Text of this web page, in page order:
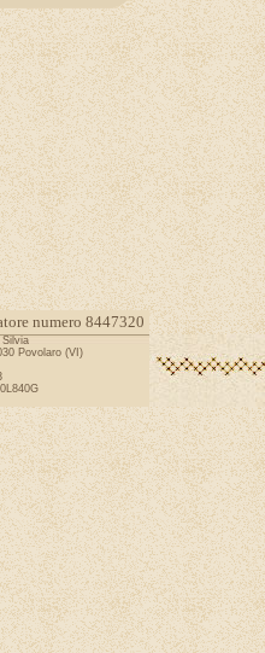
numero 8447320
Silvia
Povolaro (VI)